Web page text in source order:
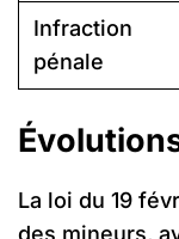
Infraction
pénale
La loi du 19
des mineurs,